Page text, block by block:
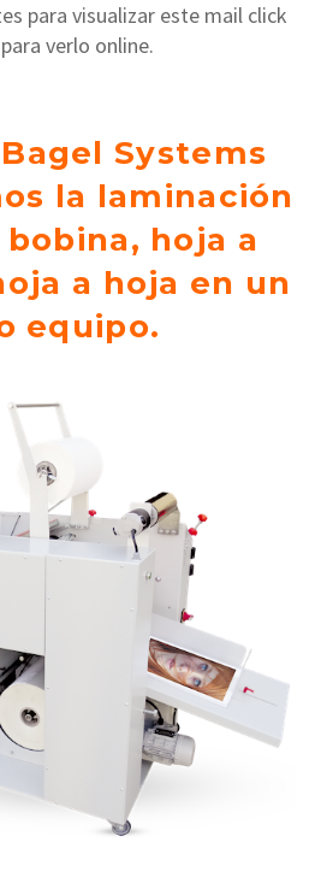
para visualizar este mail click
para verlo online.
Systems
la laminación
hoja a
a hoja en un
equipo.